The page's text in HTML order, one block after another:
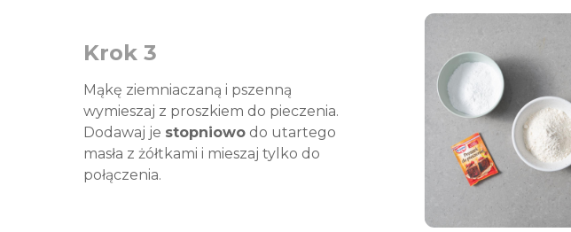
Krok 3
Mąkę ziemniaczaną i pszenną
wymieszaj z proszkiem do pieczenia.
Dodawaj je stopniowo do utartego
masła z żółtkami i mieszaj tylko do
połączenia.